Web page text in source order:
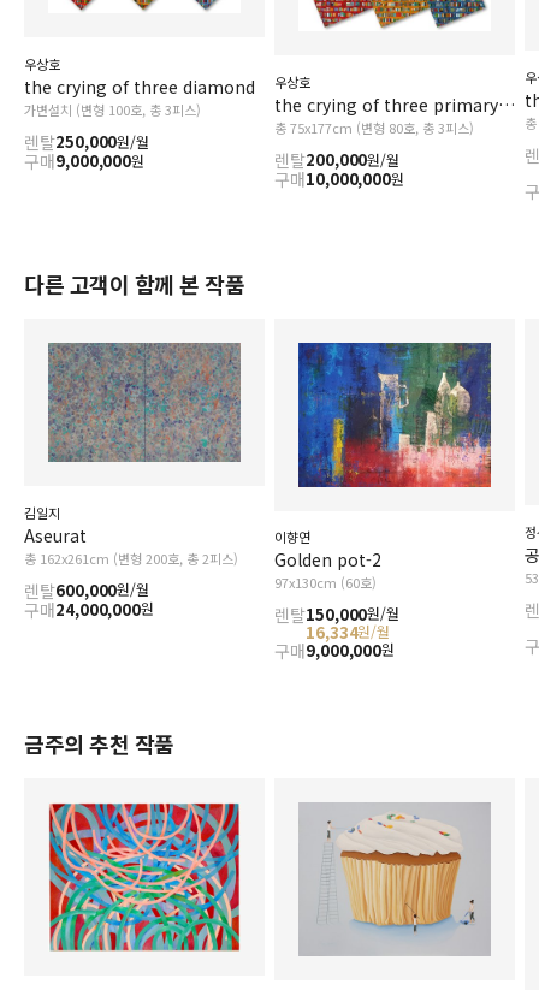
우상호
the crying of three diamond
가변설치 (변형 100호, 총 3피스)
렌탈250,000원/월
구매9,000,000원
우상호
the crying of three primary colors
총 75x177cm (변형 80호, 총 3피스)
렌탈200,000원/월
구매10,000,000원
다른 고객이 함께 본 작품
김일지
Aseurat
총 162x261cm (변형 200호, 총 2피스)
렌탈600,000원/월
구매24,000,000원
이향연
Golden pot-2
97x130cm (60호)
렌탈150,000원/월
16,334원/월
구매9,000,000원
금주의 추천 작품